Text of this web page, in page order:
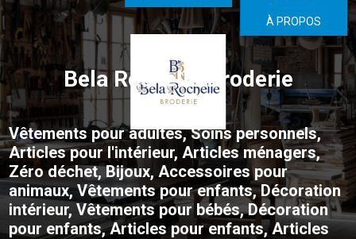
Bela Rochelle Broderie
Vêtements pour adultes, Soins personnels,
Articles pour l'intérieur, Articles ménagers,
Zéro déchet, Bijoux, Accessoires pour
animaux, Vêtements pour enfants, Décoration
intérieur, Vêtements pour bébés, Décoration
pour enfants, Articles pour enfants, Articles
À PROPOS